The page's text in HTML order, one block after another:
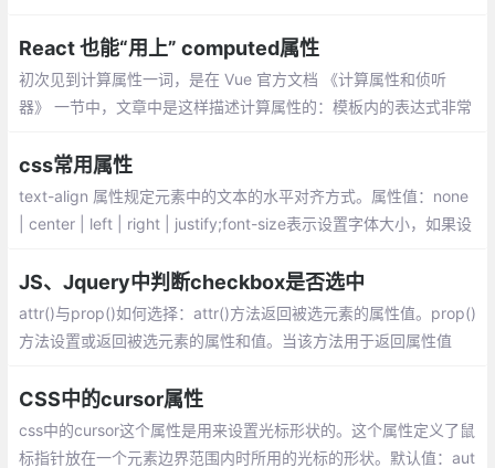
求，这就是 CSRF 攻击。
React 也能“用上” computed属性
初次见到计算属性一词，是在 Vue 官方文档 《计算属性和侦听
器》 一节中，文章中是这样描述计算属性的：模板内的表达式非常
的逻辑会让模板过重且难以维护。
css常用属性
text-align 属性规定元素中的文本的水平对齐方式。属性值：none
| center | left | right | justify;font-size表示设置字体大小，如果设
JS、Jquery中判断checkbox是否选中
attr()与prop()如何选择：attr()方法返回被选元素的属性值。prop()
方法设置或返回被选元素的属性和值。当该方法用于返回属性值
为匹配元素集合设置一个或多个属性/值对。
CSS中的cursor属性
css中的cursor这个属性是用来设置光标形状的。这个属性定义了鼠
标指针放在一个元素边界范围内时所用的光标的形状。默认值：aut